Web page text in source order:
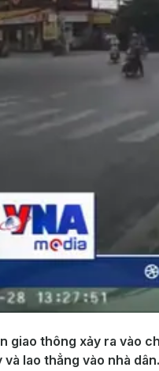
giao thông xảy ra vào
và lao thẳng vào nhà